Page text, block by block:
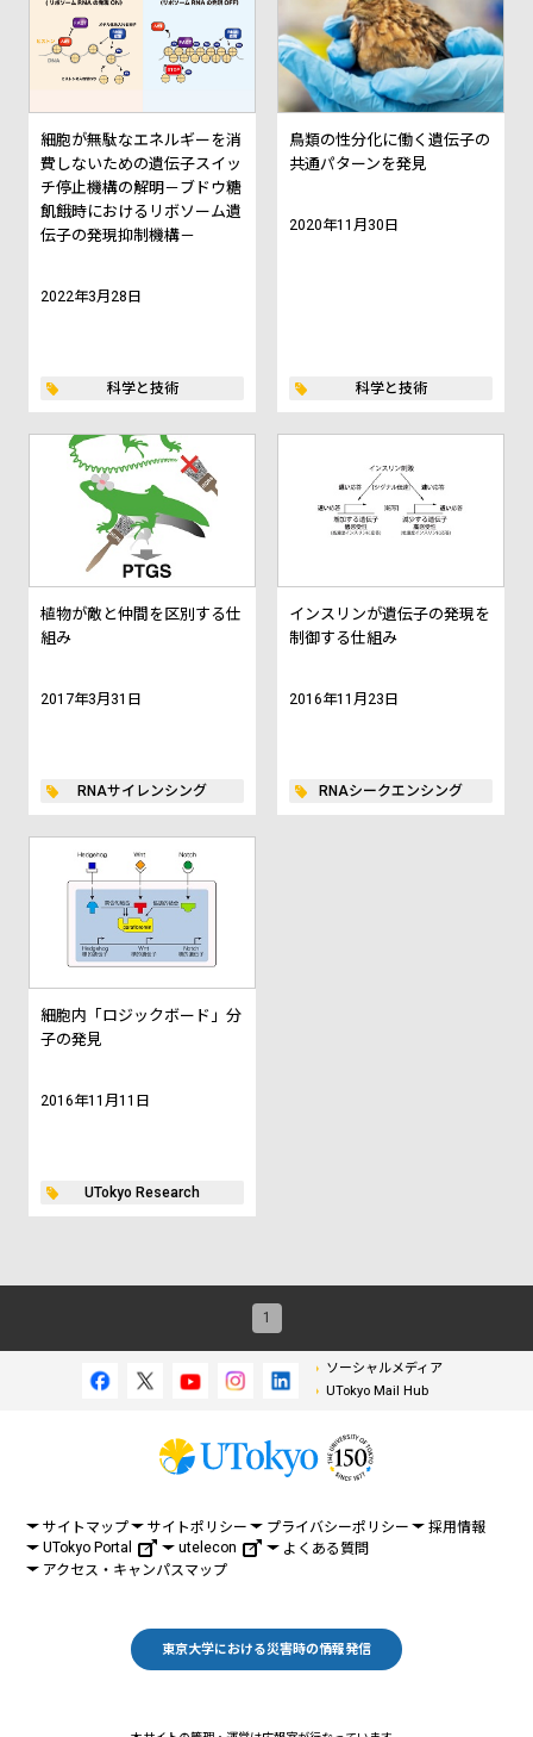
細胞が無駄なエネルギーを消
費しないための遺伝子スイッ
チ停止機構の解明－ブドウ糖
飢餓時におけるリボソーム遺
伝子の発現抑制機構－
2022年3月28日
科学と技術
鳥類の性分化に働く遺伝子の
共通パターンを発見
2020年11月30日
科学と技術
植物が敵と仲間を区別する仕
組み
2017年3月31日
RNAサイレンシング
インスリンが遺伝子の発現を
制御する仕組み
2016年11月23日
RNAシークエンシング
細胞内「ロジックボード」分
子の発見
2016年11月11日
UTokyo Research
1
ソーシャルメディア
UTokyo Mail Hub
サイトマップ サイトポリシー プライバシーポリシー
採用情報
UTokyo Portal
utelecon
よくある質問
アクセス・キャンパスマップ
東京大学における災害時の情報発信